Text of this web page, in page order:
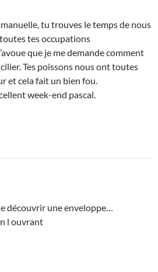
tu trouves le temps de nous
tes occupations
que je me demande comment
Tes poissons nous ont toutes
et cela fait un bien fou.
week-end pascal.
découvrir une enveloppe…
l ouvrant